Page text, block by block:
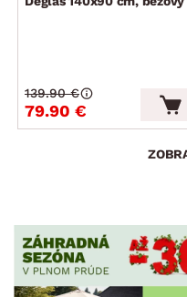
79.90 €
139.90 €